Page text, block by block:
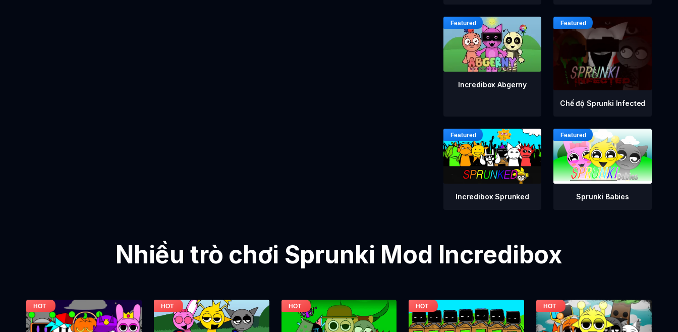
Incredibox Abgerny
Chế độ Sprunki Infected
Incredibox Sprunked Sprunki Babies
Nhiều trò chơi Sprunki Mod Incredibox